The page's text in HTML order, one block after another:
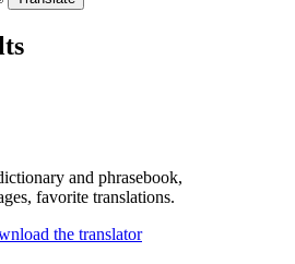
and phrasebook,
favorite translations.